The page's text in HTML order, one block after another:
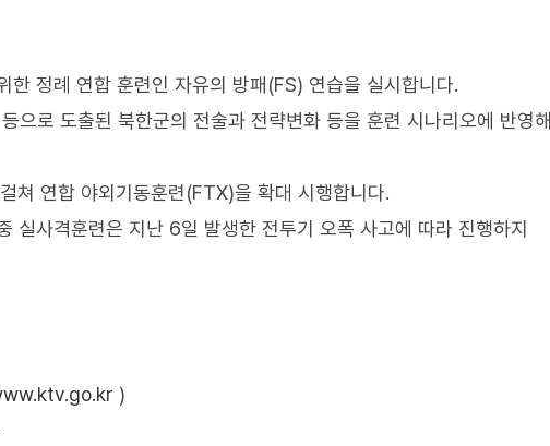
정례 연합 훈련인 자유의 방패(FS) 연습을 실시합니다.
으로 도출된 북한군의 전술과 전략변화 등을 훈련 시나리오에 반영해
쳐 연합 야외기동훈련(FTX)을 확대 시행합니다.
실사격훈련은 지난 6일 발생한 전투기 오폭 사고에 따라 진행하지
)